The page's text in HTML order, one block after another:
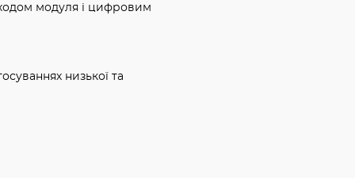
модуля і цифровим
низької та